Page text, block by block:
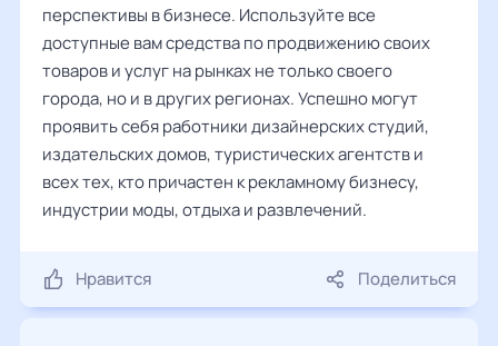
перспективы в бизнесе. Используйте все
доступные вам средства по продвижению своих
товаров и услуг на рынках не только своего
города, но и в других регионах. Успешно могут
проявить себя работники дизайнерских студий,
издательских домов, туристических агентств и
всех тех, кто причастен к рекламному бизнесу,
индустрии моды, отдыха и развлечений.
Нравится Поделиться